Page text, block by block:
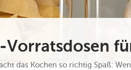
Vorratsdosen
das Kochen so richtig Spaß: